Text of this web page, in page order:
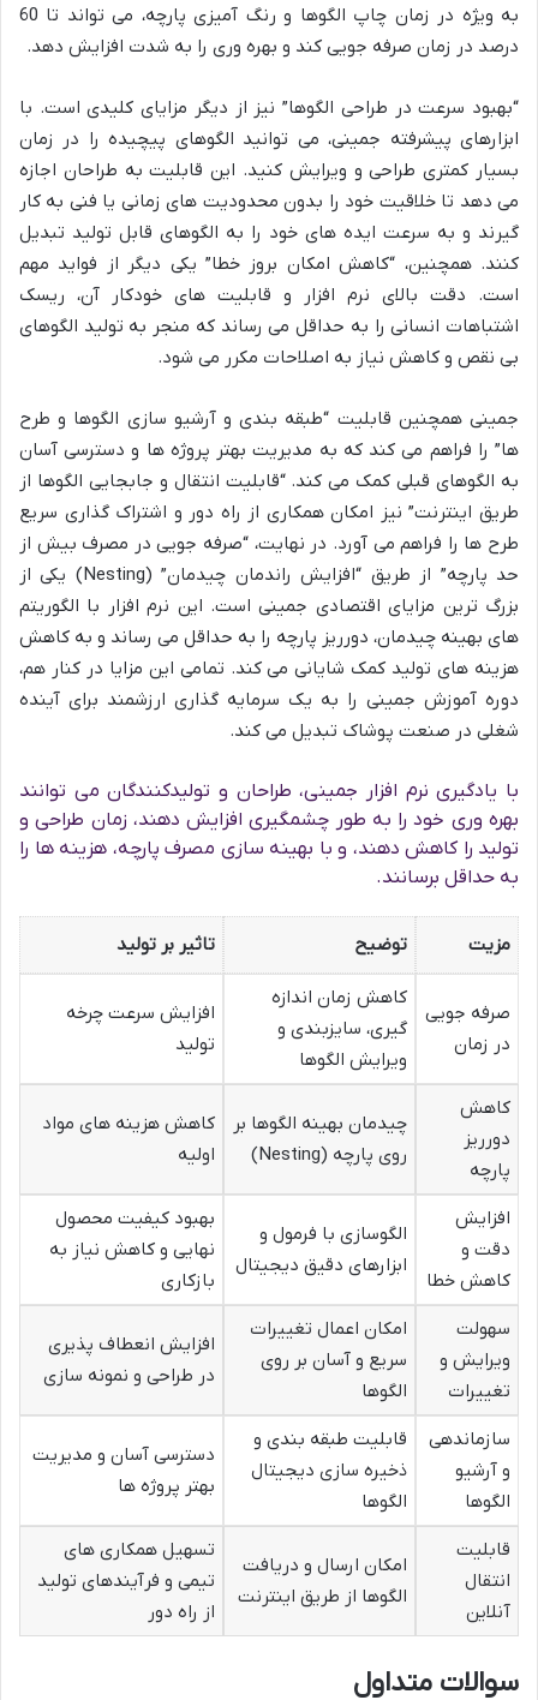
به ویژه در زمان چاپ الگوها و رنگ آمیزی پارچه، می تواند تا 60
درصد در زمان صرفه جویی کند و بهره وری را به شدت افزایش دهد.
“بهبود سرعت در طراحی الگوها” نیز از دیگر مزایای کلیدی است. با
ابزارهای پیشرفته جمینی، می توانید الگوهای پیچیده را در زمان
بسیار کمتری طراحی و ویرایش کنید. این قابلیت به طراحان اجازه
می دهد تا خلاقیت خود را بدون محدودیت های زمانی یا فنی به کار
گیرند و به سرعت ایده های خود را به الگوهای قابل تولید تبدیل
کنند. همچنین، “کاهش امکان بروز خطا” یکی دیگر از فواید مهم
است. دقت بالای نرم افزار و قابلیت های خودکار آن، ریسک
اشتباهات انسانی را به حداقل می رساند که منجر به تولید الگوهای
بی نقص و کاهش نیاز به اصلاحات مکرر می شود.
جمینی همچنین قابلیت “طبقه بندی و آرشیو سازی الگوها و طرح
ها” را فراهم می کند که به مدیریت بهتر پروژه ها و دسترسی آسان
به الگوهای قبلی کمک می کند. “قابلیت انتقال و جابجایی الگوها از
طریق اینترنت” نیز امکان همکاری از راه دور و اشتراک گذاری سریع
طرح ها را فراهم می آورد. در نهایت، “صرفه جویی در مصرف بیش از
حد پارچه” از طریق “افزایش راندمان چیدمان” (Nesting) یکی از
بزرگ ترین مزایای اقتصادی جمینی است. این نرم افزار با الگوریتم
های بهینه چیدمان، دورریز پارچه را به حداقل می رساند و به کاهش
هزینه های تولید کمک شایانی می کند. تمامی این مزایا در کنار هم،
دوره آموزش جمینی را به یک سرمایه گذاری ارزشمند برای آینده
شغلی در صنعت پوشاک تبدیل می کند.
با یادگیری نرم افزار جمینی، طراحان و تولیدکنندگان می توانند
بهره وری خود را به طور چشمگیری افزایش دهند، زمان طراحی و
تولید را کاهش دهند، و با بهینه سازی مصرف پارچه، هزینه ها را
به حداقل برسانند.
مزیت توضیح تاثیر بر تولید
صرفه جویی
در زمان
کاهش زمان اندازه
گیری، سایزبندی و
ویرایش الگوها
افزایش سرعت چرخه
تولید
کاهش
دورریز
پارچه
چیدمان بهینه الگوها بر
روی پارچه (Nesting)
کاهش هزینه های مواد
اولیه
افزایش
دقت و
کاهش خطا
الگوسازی با فرمول و
ابزارهای دقیق دیجیتال
بهبود کیفیت محصول
نهایی و کاهش نیاز به
بازکاری
سهولت
ویرایش و
تغییرات
امکان اعمال تغییرات
سریع و آسان بر روی
الگوها
افزایش انعطاف پذیری
در طراحی و نمونه سازی
سازماندهی
و آرشیو
الگوها
قابلیت طبقه بندی و
ذخیره سازی دیجیتال
الگوها
دسترسی آسان و مدیریت
بهتر پروژه ها
قابلیت
انتقال
آنلاین
امکان ارسال و دریافت
الگوها از طریق اینترنت
تسهیل همکاری های
تیمی و فرآیندهای تولید
از راه دور
سوالات متداول